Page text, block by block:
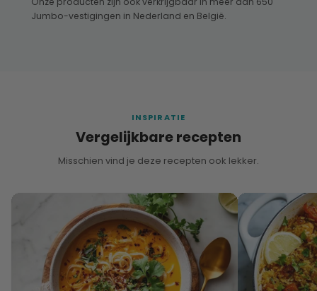
Jumbo-vestigingen in Nederland en België.
INSPIRATIE
Vergelijkbare recepten
Misschien vind je deze recepten ook lekker.